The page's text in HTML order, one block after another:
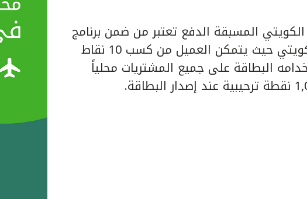
المسبقة الدفع تعتبر من ضمن برنامج
المكافآت الخاص ببيت التمويل الكويتي حيث يتمكن العميل من كسب 10 نقاط
1 د.ك عند استخدامه البطاقة على جميع المشتريات محلياً